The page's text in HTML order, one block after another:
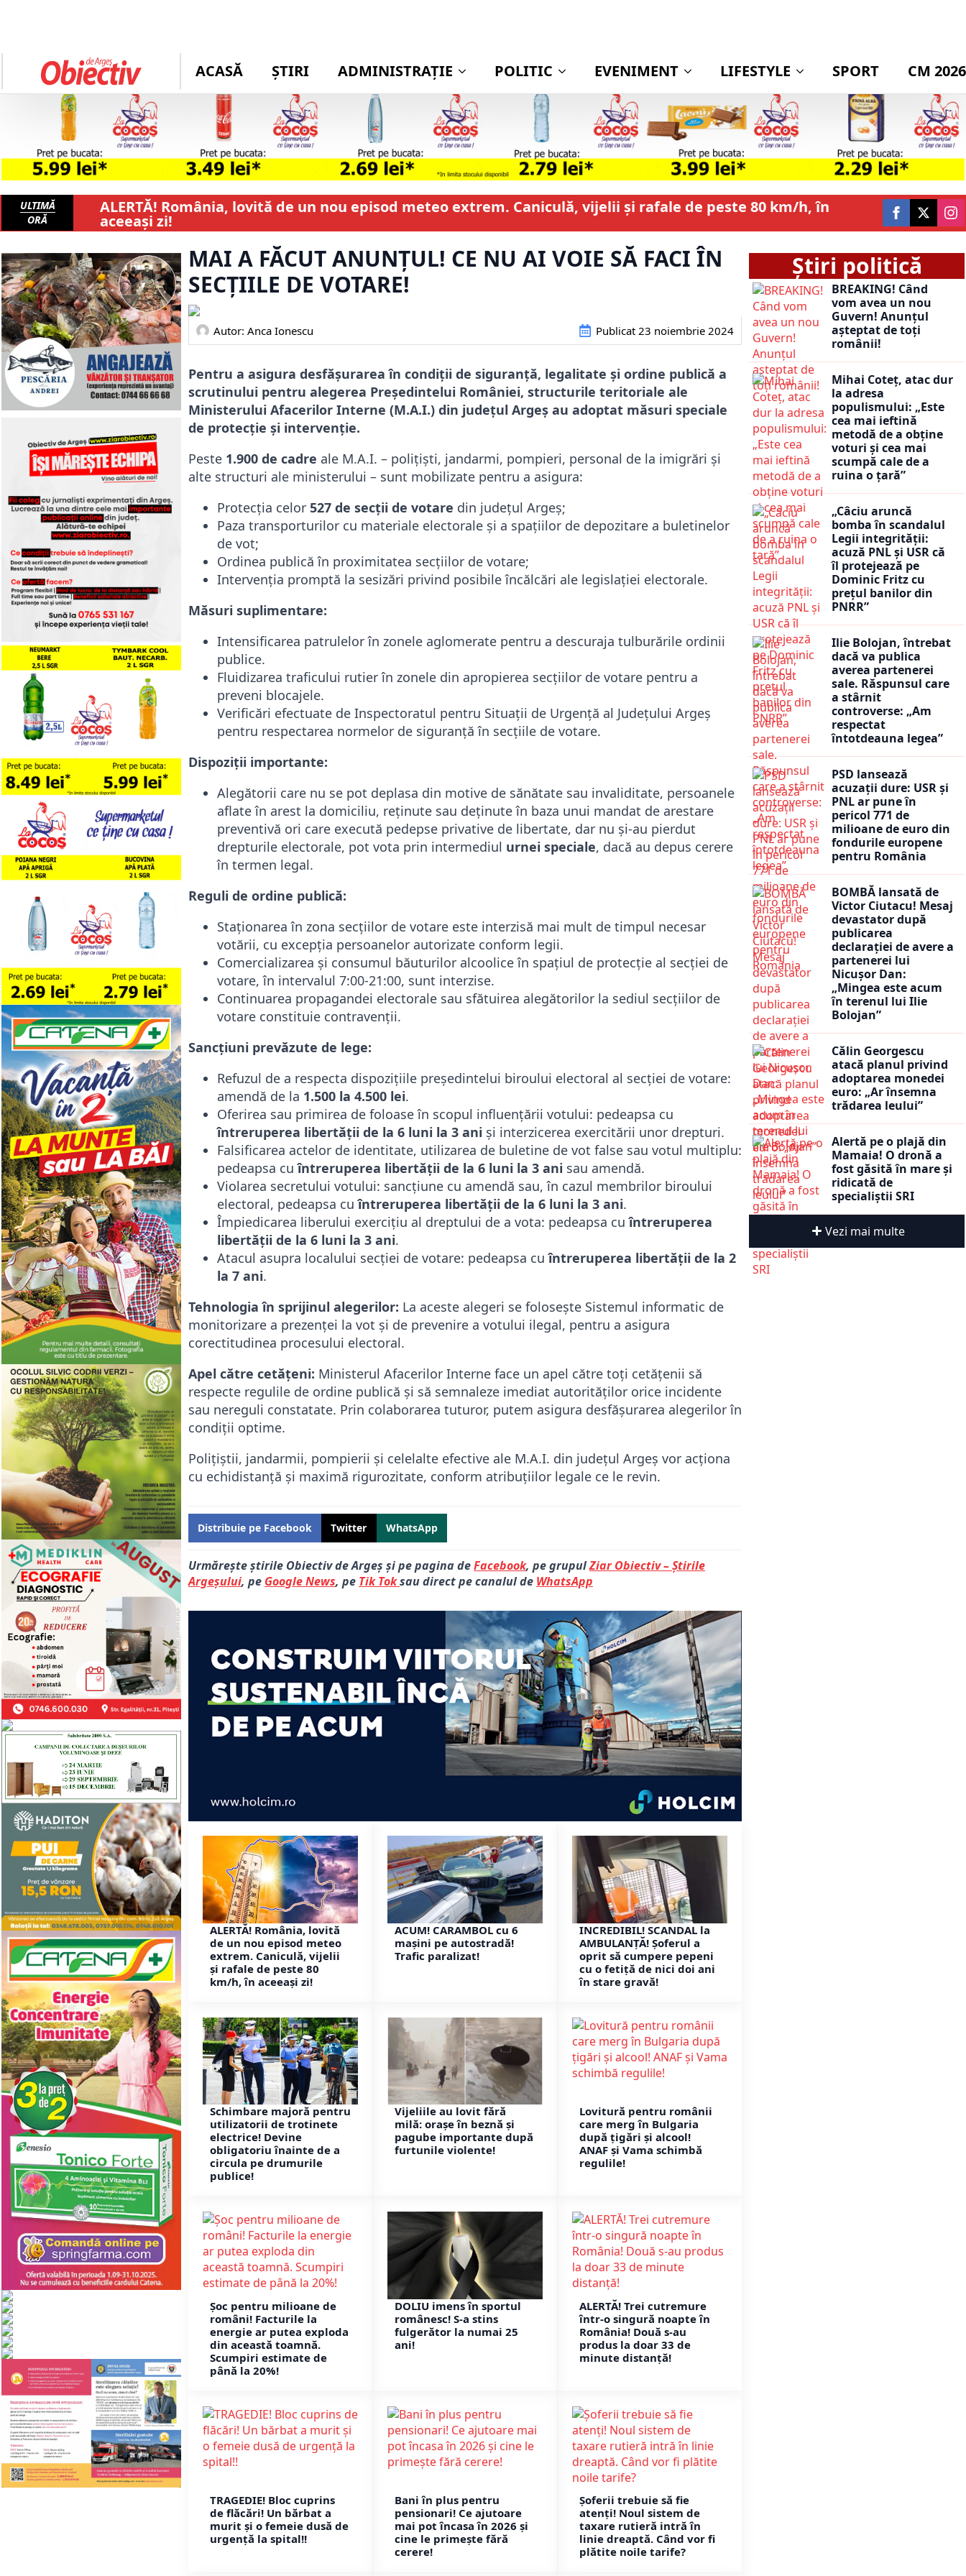
ULTIMĂ
ORĂ
ALERTĂ! România, lovită de un nou episod meteo extrem. Caniculă, vijelii și rafale de peste 80 km/h, în
aceeași zi!
MAI A FĂCUT ANUNȚUL! CE NU AI VOIE SĂ FACI ÎN
SECȚIILE DE VOTARE!
Autor: Anca Ionescu Publicat 23 noiembrie 2024
Pentru a asigura desfășurarea în condiții de siguranță, legalitate și ordine publică a
scrutinului pentru alegerea Președintelui României, structurile teritoriale ale
Ministerului Afacerilor Interne (M.A.I.) din județul Argeș au adoptat măsuri speciale
de protecție și intervenție.
Peste 1.900 de cadre ale M.A.I. – polițiști, jandarmi, pompieri, personal de la imigrări și
alte structuri ale ministerului – sunt mobilizate pentru a asigura:
Protecția celor 527 de secții de votare din județul Argeș;
Paza transporturilor cu materiale electorale și a spațiilor de depozitare a buletinelor
de vot;
Ordinea publică în proximitatea secțiilor de votare;
Intervenția promptă la sesizări privind posibile încălcări ale legislației electorale.
Măsuri suplimentare:
Intensificarea patrulelor în zonele aglomerate pentru a descuraja tulburările ordinii
publice.
Fluidizarea traficului rutier în zonele din apropierea secțiilor de votare pentru a
preveni blocajele.
Verificări efectuate de Inspectoratul pentru Situații de Urgență al Județului Argeș
pentru respectarea normelor de siguranță în secțiile de votare.
Dispoziții importante:
Alegătorii care nu se pot deplasa din motive de sănătate sau invaliditate, persoanele
aflate în arest la domiciliu, reținute sau deținute în baza unui mandat de arestare
preventivă ori care execută pedepse privative de libertate, dar nu și-au pierdut
drepturile electorale, pot vota prin intermediul urnei speciale, dacă au depus cerere
în termen legal.
Reguli de ordine publică:
Staționarea în zona secțiilor de votare este interzisă mai mult de timpul necesar
votării, cu excepția persoanelor autorizate conform legii.
Comercializarea și consumul băuturilor alcoolice în spațiul de protecție al secției de
votare, în intervalul 7:00-21:00, sunt interzise.
Continuarea propagandei electorale sau sfătuirea alegătorilor la sediul secțiilor de
votare constituie contravenții.
Sancțiuni prevăzute de lege:
Refuzul de a respecta dispozițiile președintelui biroului electoral al secției de votare:
amendă de la 1.500 la 4.500 lei.
Oferirea sau primirea de foloase în scopul influențării votului: pedeapsa cu
întreruperea libertății de la 6 luni la 3 ani și interzicerea exercitării unor drepturi.
Falsificarea actelor de identitate, utilizarea de buletine de vot false sau votul multiplu:
pedeapsa cuîntreruperea libertății de la 6 luni la 3 ani sau amendă.
Violarea secretului votului: sancțiune cu amendă sau, în cazul membrilor biroului
electoral, pedeapsa cuîntreruperea libertății de la 6 luni la 3 ani.
Împiedicarea liberului exercițiu al dreptului de a vota: pedeapsa cuîntreruperea
libertății de la 6 luni la 3 ani.
Atacul asupra localului secției de votare: pedeapsa cuîntreruperea libertății de la 2
la 7 ani.
Tehnologia în sprijinul alegerilor: La aceste alegeri se folosește Sistemul informatic de
monitorizare a prezenței la vot și de prevenire a votului ilegal, pentru a asigura
corectitudinea procesului electoral.
Apel către cetățeni: Ministerul Afacerilor Interne face un apel către toți cetățenii să
respecte regulile de ordine publică și să semnaleze imediat autorităților orice incidente
sau nereguli constatate. Prin colaborarea tuturor, putem asigura desfășurarea alegerilor în
condiții optime.
Polițiștii, jandarmii, pompierii și celelalte efective ale M.A.I. din județul Argeș vor acționa
cu echidistanță și maximă rigurozitate, conform atribuțiilor legale ce le revin.
Distribuie pe Facebook Twitter WhatsApp
Urmărește știrile Obiectiv de Argeș și pe pagina deFacebook, pe grupulZiar Obiectiv – Știrile
Argeșului, pe Google News, pe Tik Toksau direct pe canalul de WhatsApp
ALERTĂ! România, lovită
de un nou episod meteo
extrem. Caniculă, vijelii
și rafale de peste 80
km/h, în aceeași zi!
ACUM! CARAMBOL cu 6
mașini pe autostradă!
Trafic paralizat!
INCREDIBIL! SCANDAL la
AMBULANȚĂ! Șoferul a
oprit să cumpere pepeni
cu o fetiță de nici doi ani
în stare gravă!
Schimbare majoră pentru
utilizatorii de trotinete
electrice! Devine
obligatoriu înainte de a
circula pe drumurile
publice!
Vijeliile au lovit fără
milă: orașe în beznă și
pagube importante după
furtunile violente!
Lovitură pentru românii
care merg în Bulgaria
după țigări și alcool!
ANAF și Vama schimbă
regulile!
Șoc pentru milioane de
români! Facturile la
energie ar putea exploda
din această toamnă.
Scumpiri estimate de
până la 20%!
DOLIU imens în sportul
românesc! S-a stins
fulgerător la numai 25
ani!
ALERTĂ! Trei cutremure
într-o singură noapte în
România! Două s-au
produs la doar 33 de
minute distanță!
TRAGEDIE! Bloc cuprins
de flăcări! Un bărbat a
murit și o femeie dusă de
urgență la spital!!
Bani în plus pentru
pensionari! Ce ajutoare
mai pot încasa în 2026 și
cine le primește fără
cerere!
Șoferii trebuie să fie
atenți! Noul sistem de
taxare rutieră intră în
linie dreaptă. Când vor fi
plătite noile tarife?
Știri politică
BREAKING! Când
vom avea un nou
Guvern! Anunțul
așteptat de toți
românii!
Mihai Coteț, atac dur
la adresa
populismului: „Este
cea mai ieftină
metodă de a obține
voturi și cea mai
scumpă cale de a
ruina o țară”
„Câciu aruncă
bomba în scandalul
Legii integrității:
acuză PNL și USR că
îl protejează pe
Dominic Fritz cu
prețul banilor din
PNRR”
Ilie Bolojan, întrebat
dacă va publica
averea partenerei
sale. Răspunsul care
a stârnit
controverse: „Am
respectat
întotdeauna legea”
PSD lansează
acuzații dure: USR și
PNL ar pune în
pericol 771 de
milioane de euro din
fondurile europene
pentru România
BOMBĂ lansată de
Victor Ciutacu! Mesaj
devastator după
publicarea
declarației de avere a
partenerei lui
Nicușor Dan:
„Mingea este acum
în terenul lui Ilie
Bolojan”
Călin Georgescu
atacă planul privind
adoptarea monedei
euro: „Ar însemna
trădarea leului”
Alertă pe o plajă din
Mamaia! O dronă a
fost găsită în mare și
ridicată de
specialiștii SRI
Vezi mai multe